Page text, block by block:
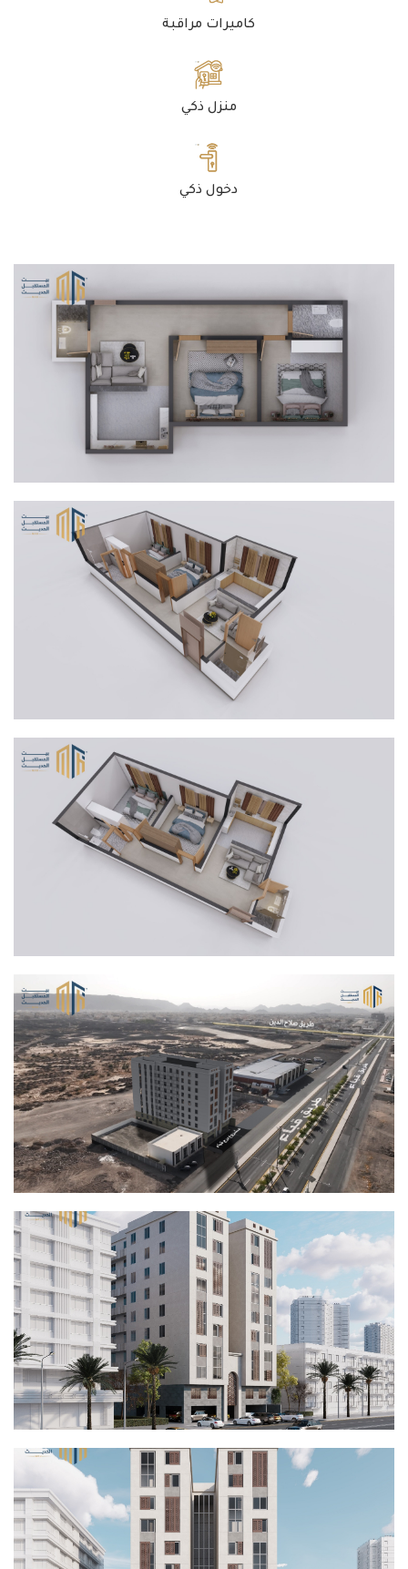
كاميرات مراقبة
منزل ذكي
دخول ذكي